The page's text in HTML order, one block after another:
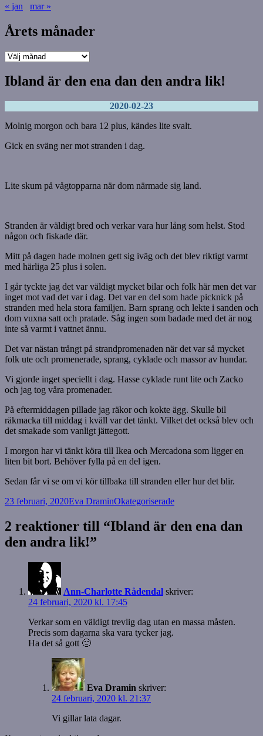
« jan
mar »
Årets månader
Årets
Ibland är den ena dan den andra lik!
2020-02-23
Molnig morgon och bara 12 plus, kändes lite svalt.
Gick en sväng ner mot stranden i dag.
Lite skum på vågtopparna när dom närmade sig land.
Stranden är väldigt bred och verkar vara hur lång som helst. Stod
någon och fiskade där.
Mitt på dagen hade molnen gett sig iväg och det blev riktigt varmt
med härliga 25 plus i solen.
I går tyckte jag det var väldigt mycket bilar och folk här men det var
inget mot vad det var i dag. Det var en del som hade picknick på
stranden med hela stora familjen. Barn sprang och lekte i sanden och
dom vuxna satt och pratade. Såg ingen som badade med det är nog
inte så varmt i vattnet ännu.
Det var nästan trångt på strandpromenaden när det var så mycket
folk ute och promenerade, sprang, cyklade och massor av hundar.
Vi gjorde inget speciellt i dag. Hasse cyklade runt lite och Zacko
och jag tog våra promenader.
På eftermiddagen pillade jag räkor och kokte ägg. Skulle bil
räkmacka till middag i kväll var det tänkt. Vilket det också blev och
det smakade som vanligt jättegott.
I morgon har vi tänkt köra till Ikea och Mercadona som ligger en
liten bit bort. Behöver fylla på en del igen.
Sedan får vi se om vi kör tillbaka till stranden eller hur det blir.
Postat
23 februari, 2020Författare
Eva DraminKategorier
Okategoriserade
2 reaktioner till “Ibland är den ena dan
den andra lik!”
Ann-Charlotte Rådendal skriver:
24 februari, 2020 kl. 17:45
Verkar som en väldigt trevlig dag utan en massa måsten.
Precis som dagarna ska vara tycker jag.
Ha det så gott 🙂
Eva Dramin skriver:
24 februari, 2020 kl. 21:37
Vi gillar lata dagar.